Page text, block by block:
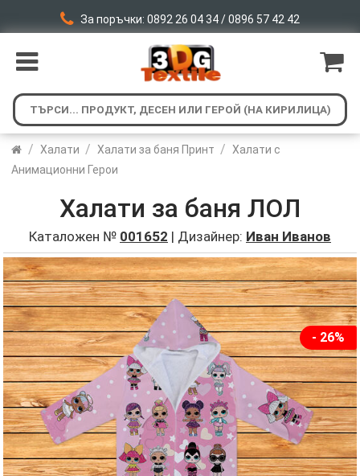
За поръчки: 0892 26 04 34 / 0896 57 42 42
/ Халати / Халати за баня Принт / Халати с
Анимационни Герои
Халати за баня ЛОЛ
Каталожен № 001652 | Дизайнер: Иван Иванов
- 26%